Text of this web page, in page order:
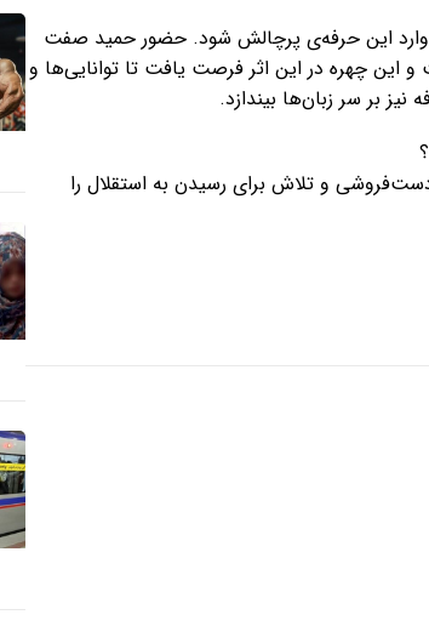
سر اژدها وارد این حرفه‌ی پرچالش شود. حضور حمید صفت
و این چهره در این اثر فرصت یافت تا توانایی‌ها و
بر سر زبان‌ها بیندازد.
و تلاش برای رسیدن به استقلال را